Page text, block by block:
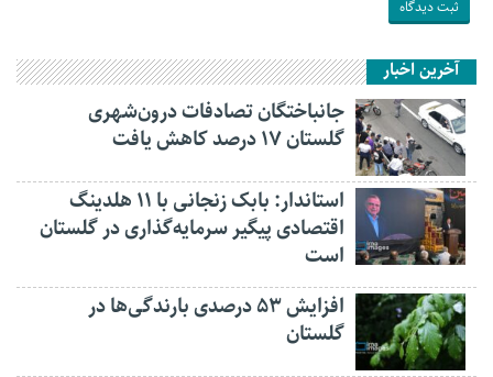
آخرین اخبار
جانباختگان تصادفات درون‌شهری
گلستان ۱۷ درصد کاهش یافت
استاندار: بابک زنجانی با ۱۱ هلدینگ
اقتصادی پیگیر سرمایه‌گذاری در گلستان
است
افزایش ۵۳ درصدی بارندگی‌ها در
گلستان